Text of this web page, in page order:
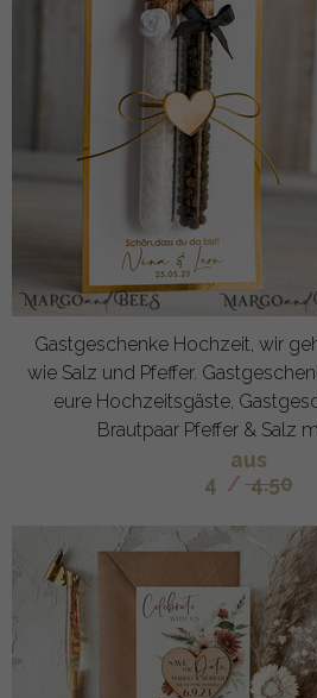
Gastgeschenke Hochzeit, wir
wie Salz und Pfeffer.
eure Hochzeitsgäste,
Brautpaar Pfeffer & Salz
aus
4 / 4.50